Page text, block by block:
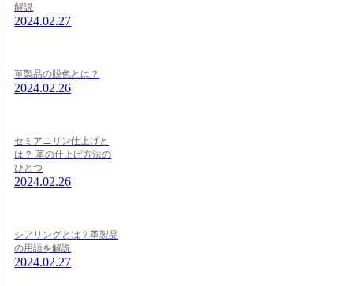
解説
2024.02.27
革製品の脱色とは？
2024.02.26
セミアニリン仕上げと
は？ 革の仕上げ方法の
ひとつ
2024.02.26
シアリングとは？革製品
の用語を解説
2024.02.27